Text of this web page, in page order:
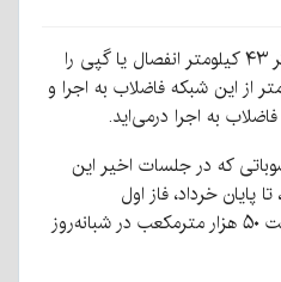
او دراین‌رابطه توضیح داد: ما اگر ۴۳ کیلومتر انفصال یا گپی را
در حقیقت ۲۰۰ کیلومتر از این شبکه فاضلاب به اجرا و
به اجرا درمی‌اید.
که در جلسات اخیر این
پایان خرداد، فاز اول
تصفیه‌خانه بخش مایع با ظرفیت ۵۰ هزار مترمکعب در شبانه‌روز